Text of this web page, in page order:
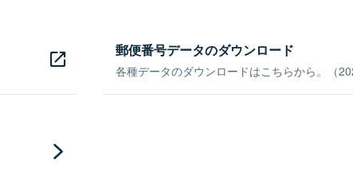
郵便番号データのダウンロード
各種データのダウンロードはこちらから。（